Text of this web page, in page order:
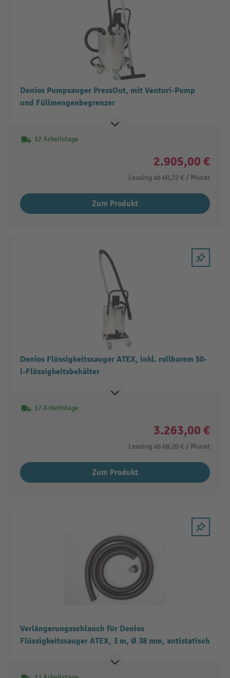
Denios Pumpsauger PressOut, mit Venturi-Pump
und Füllmengenbegrenzer
12 Arbeitstage
2.905,00 €
Leasing ab 60,72 € / Monat
Zum Produkt
Denios Flüssigkeitssauger ATEX, inkl. rollbarem 50-
l-Flüssigkeitsbehälter
17 Arbeitstage
3.263,00 €
Leasing ab 68,20 € / Monat
Zum Produkt
Verlängerungsschlauch für Denios
Flüssigkeitssauger ATEX, 3 m, Ø 38 mm, antistatisch